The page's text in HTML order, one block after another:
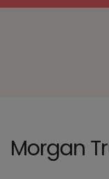
Morgan